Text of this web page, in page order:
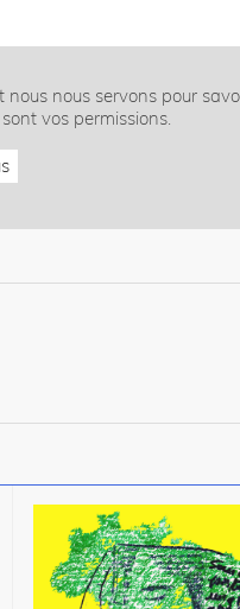
nous servons pour
vos permissions.